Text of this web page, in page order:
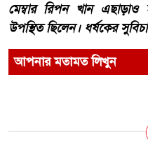
মেম্বার রিপন খান
উপস্থিত ছিলেন। ধর্ষকের
আপনার মতামত লিখুন